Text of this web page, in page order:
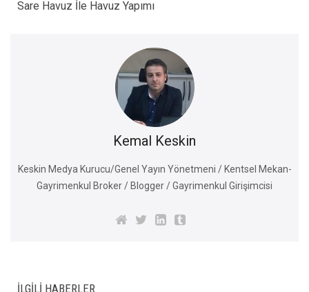
Sare Havuz İle Havuz Yapımı
Kemal Keskin
Keskin Medya Kurucu/Genel Yayın Yönetmeni / Kentsel Mekan-
Gayrimenkul Broker / Blogger / Gayrimenkul Girişimcisi
İLGILI HABERLER